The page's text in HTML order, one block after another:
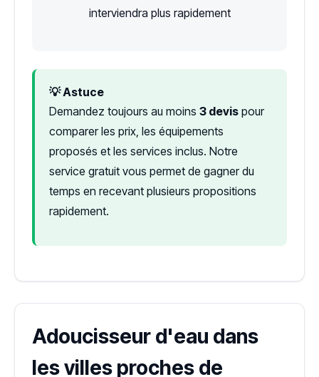
interviendra plus rapidement
💡 Astuce
Demandez toujours au moins 3 devis pour
comparer les prix, les équipements
proposés et les services inclus. Notre
service gratuit vous permet de gagner du
temps en recevant plusieurs propositions
rapidement.
Adoucisseur d'eau dans
les villes proches de